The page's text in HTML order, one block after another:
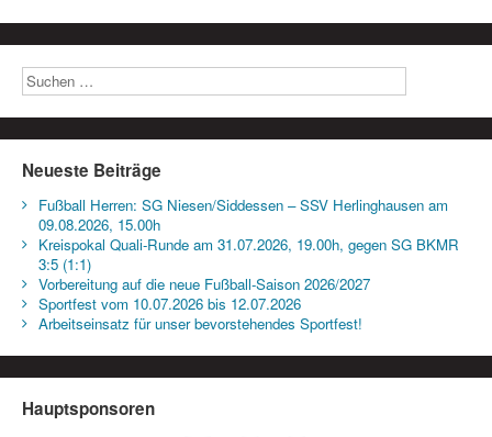
Neueste Beiträge
Fußball Herren: SG Niesen/Siddessen – SSV Herlinghausen am
09.08.2026, 15.00h
Kreispokal Quali-Runde am 31.07.2026, 19.00h, gegen SG BKMR
3:5 (1:1)
Vorbereitung auf die neue Fußball-Saison 2026/2027
Sportfest vom 10.07.2026 bis 12.07.2026
Arbeitseinsatz für unser bevorstehendes Sportfest!
Hauptsponsoren